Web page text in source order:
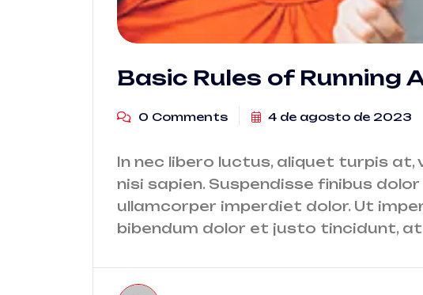
Basic Rules of Running
0 Comments 4 de agosto de 2023
In nec libero luctus, aliquet turpis at,
nisi sapien. Suspendisse finibus
ullamcorper imperdiet dolor. Ut
bibendum dolor et justo tincidunt,